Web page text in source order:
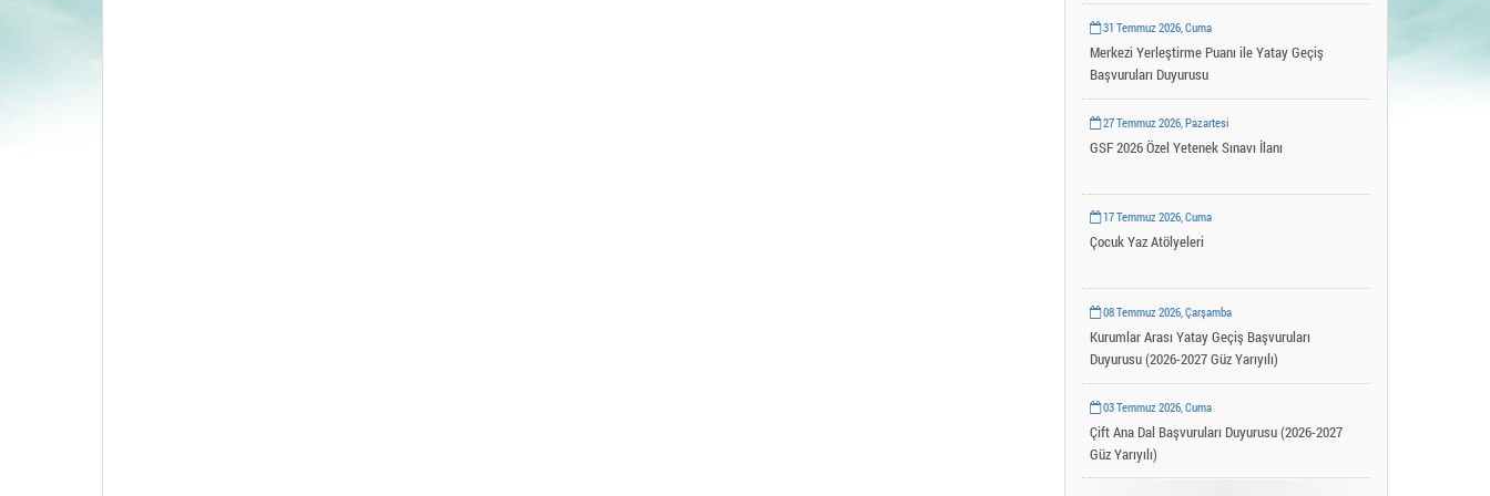
Uygulama ve Araştırma Merkezleri
YLSY Burs Programı
31 Temmuz 2026, Cuma
Merkezi Yerleştirme Puanı ile Yatay Geçiş
Başvuruları Duyurusu
27 Temmuz 2026, Pazartesi
GSF 2026 Özel Yetenek Sınavı İlanı
17 Temmuz 2026, Cuma
Çocuk Yaz Atölyeleri
08 Temmuz 2026, Çarşamba
Kurumlar Arası Yatay Geçiş Başvuruları
Duyurusu (2026-2027 Güz Yarıyılı)
03 Temmuz 2026, Cuma
Çift Ana Dal Başvuruları Duyurusu (2026-2027
Güz Yarıyılı)